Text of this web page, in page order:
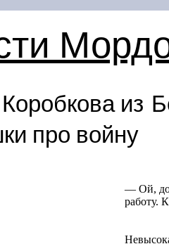
из
про войну
— Ой,
работу.